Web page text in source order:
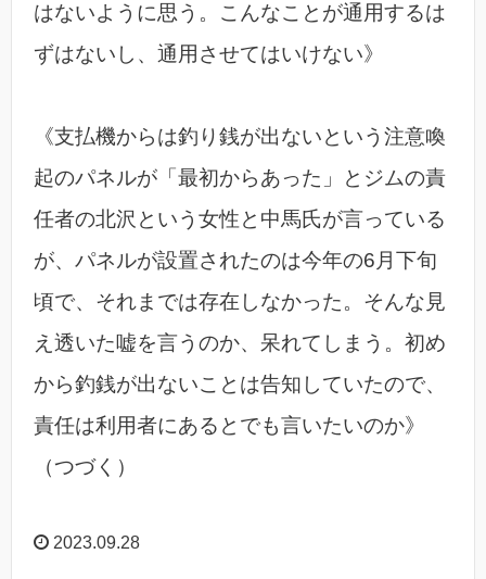
はないように思う。こんなことが通用するは
ずはないし、通用させてはいけない》
《支払機からは釣り銭が出ないという注意喚
起のパネルが「最初からあった」とジムの責
任者の北沢という女性と中馬氏が言っている
が、パネルが設置されたのは今年の6月下旬
頃で、それまでは存在しなかった。そんな見
え透いた嘘を言うのか、呆れてしまう。初め
から釣銭が出ないことは告知していたので、
責任は利用者にあるとでも言いたいのか》
（つづく）
2023.09.28